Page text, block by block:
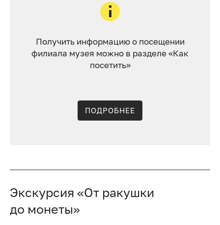
Экскурсия «От ракушки
до монеты»
Получить информацию о посещении
филиала музея можно в разделе «Как
посетить»
ПОДРОБНЕЕ